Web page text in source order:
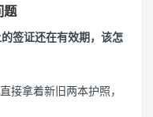
题
签证还在有效期，该怎
接拿着新旧两本护照，